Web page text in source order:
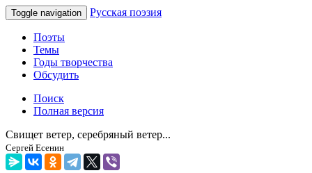
Toggle navigation Русская поэзия
Поэты
Темы
Годы творчества
Обсудить
Поиск
Полная версия
Свищет ветер, серебряный ветер...
Сергей Есенин